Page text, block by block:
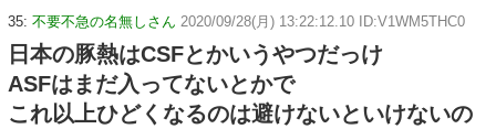
35: 不要不急の名無しさん 2020/09/28(月) 13:22:12.10 ID:V1WM5THC0
日本の豚熱はCSFとかいうやつだっけ
ASFはまだ入ってないとかで
これ以上ひどくなるのは避けないといけないの